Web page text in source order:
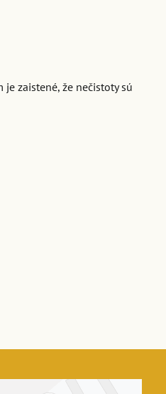
zaistené, že nečistoty sú